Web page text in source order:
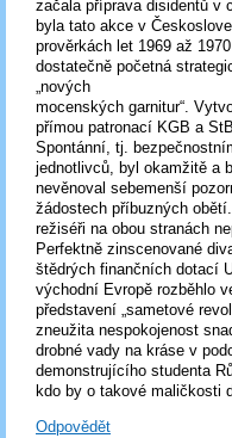
začala příprava disidentů v
byla tato akce v
prověrkách let 1969 až
dostatečně početná
„nových
mocenských garnitur“.
přímou patronací KGB a
Spontánní, tj.
jednotlivců, byl okamžitě a
nevěnoval sebemenší
žádostech příbuzných
režiséři na obou stranách
Perfektně zinscenované
štědrých finančních dotací
východní Evropě rozběhlo
představení „sametové
zneužita nespokojenost
drobné vady na kráse v
demonstrujícího studenta
kdo by o takové maličkosti
Odpovědět